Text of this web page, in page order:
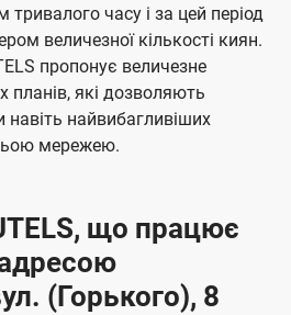
тривалого часу і за цей період
величезної кількості киян.
пропонує величезне
планів, які дозволяють
найвибагливіших
мережею.
що працює
адресою
(Горького), 8